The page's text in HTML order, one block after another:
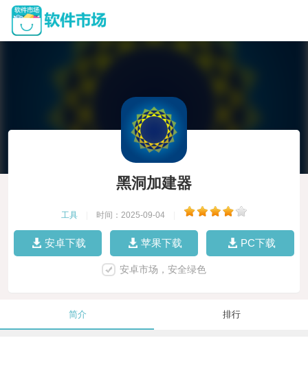
黑洞加建器
工具 时间：2025-09-04
安卓下载 苹果下载 PC下载
安卓市场，安全绿色
简介 排行